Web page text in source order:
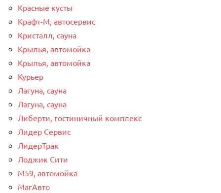
Красные кусты
Крафт-М, автосервис
Кристалл, сауна
Крылья, автомойка
Крылья, автомойка
Курьер
Лагуна, сауна
Лагуна, сауна
Либерти, гостиничный комплекс
Лидер Сервис
ЛидерТрак
Лоджик Сити
М59, автомойка
МагАвто